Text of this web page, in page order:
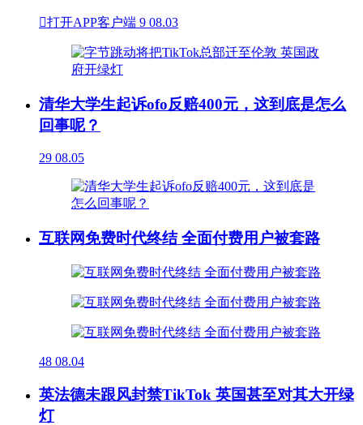
打开APP客户端 9 08.03
清华大学生起诉ofo反赔400元，这到底是怎么
回事呢？
29 08.05
互联网免费时代终结 全面付费用户被套路
48 08.04
英法德未跟风封禁TikTok 英国甚至对其大开绿
灯